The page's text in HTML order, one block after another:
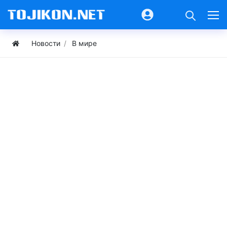
Новости В мире